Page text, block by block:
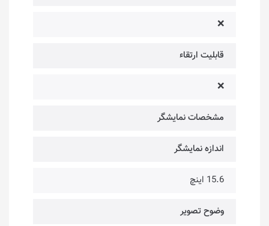
❌
قابلیت ارتقاء
❌
مشخصات نمایشگر
اندازه نمایشگر
15.6 اینچ
وضوح تصویر